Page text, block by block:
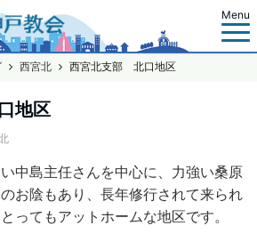
Menu
西宮北 西宮北支部 北口地区
地区
中島主任さんを中心に、力強い桑原
お陰もあり、長年修行されて来られ
ってもアットホームな地区です。